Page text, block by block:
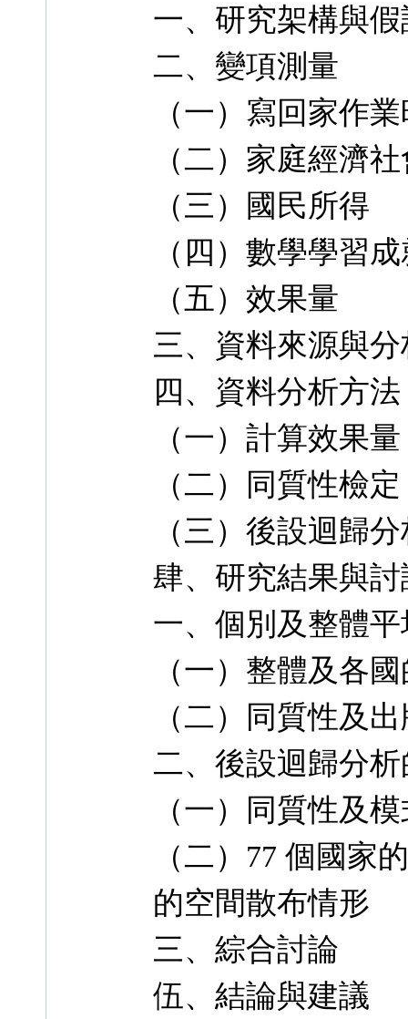
一、研究架構與假
二、變項測量
（一）寫回家作
（二）家庭經濟
（三）國民所得
（四）數學學習
（五）效果量
三、資料來源與
四、資料分析方法
（一）計算效果量
（二）同質性檢定
（三）後設迴歸
肆、研究結果與討
一、個別及整體平
（一）整體及各
（二）同質性及
二、後設迴歸分
（一）同質性及
（二）77 個國家
的空間散布情形
三、綜合討論
伍、結論與建議